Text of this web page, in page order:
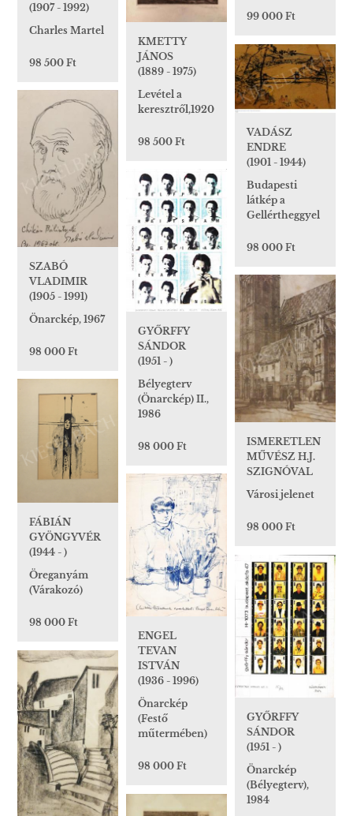
99 000 Ft
(1907 - 1992)
Charles Martel
98 500 Ft
KMETTY
JÁNOS
(1889 - 1975)
Levétel a
keresztről,1920
98 500 Ft
VADÁSZ
ENDRE
(1901 - 1944)
Budapesti
látkép a
Gellértheggyel
98 000 Ft
SZABÓ
VLADIMIR
(1905 - 1991)
Önarckép, 1967
98 000 Ft
GYŐRFFY
SÁNDOR
(1951 - )
Bélyegterv
(Önarckép) II.,
1986
98 000 Ft
ISMERETLEN
MŰVÉSZ H.J.
SZIGNÓVAL
Városi jelenet
98 000 Ft
FÁBIÁN
GYÖNGYVÉR
(1944 - )
Öreganyám
(Várakozó)
98 000 Ft
ENGEL
TEVAN
ISTVÁN
(1936 - 1996)
Önarckép
(Festő
műtermében)
98 000 Ft
GYŐRFFY
SÁNDOR
(1951 - )
Önarckép
(Bélyegterv),
1984